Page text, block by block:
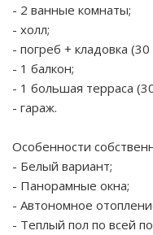
- 2 ванные комнаты;
- холл;
- погреб + кладовка (30
- 1 балкон;
- 1 большая терраса
- гараж.
Особенности
- Белый вариант;
- Панорамные окна;
- Автономное
- Теплый пол по всей